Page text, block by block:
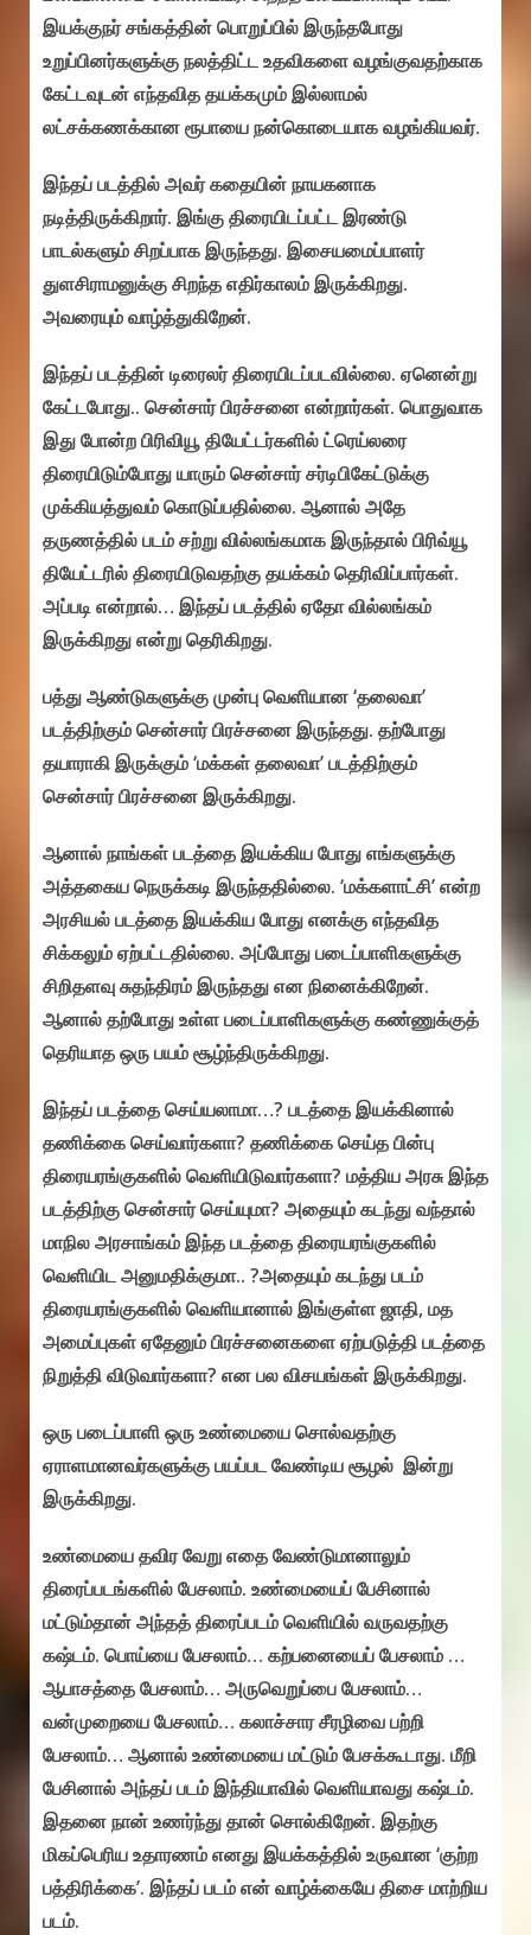
இயக்குநர் சங்கத்தின் பொறுப்பில் இருந்தபோது
உறுப்பினர்களுக்கு நலத்திட்ட உதவிகளை வழங்குவதற்காக
கேட்டவுடன் எந்தவித தயக்கமும் இல்லாமல்
லட்சக்கணக்கான ரூபாயை நன்கொடையாக வழங்கியவர்.
இந்தப் படத்தில் அவர் கதையின் நாயகனாக
நடித்திருக்கிறார். இங்கு திரையிடப்பட்ட இரண்டு
பாடல்களும் சிறப்பாக இருந்தது. இசையமைப்பாளர்
துளசிராமனுக்கு சிறந்த எதிர்காலம் இருக்கிறது.
அவரையும் வாழ்த்துகிறேன்.
இந்தப் படத்தின் டிரைலர் திரையிடப்படவில்லை. ஏனென்று
கேட்டபோது.. சென்சார் பிரச்சனை என்றார்கள். பொதுவாக
இது போன்ற பிரிவியூ தியேட்டர்களில் ட்ரெய்லரை
திரையிடும்போது யாரும் சென்சார் சர்டிபிகேட்டுக்கு
முக்கியத்துவம் கொடுப்பதில்லை. ஆனால் அதே
தருணத்தில் படம் சற்று வில்லங்கமாக இருந்தால் பிரிவ்யூ
தியேட்டரில் திரையிடுவதற்கு தயக்கம் தெரிவிப்பார்கள்.
அப்படி என்றால்… இந்தப் படத்தில் ஏதோ வில்லங்கம்
இருக்கிறது என்று தெரிகிறது.‌
பத்து ஆண்டுகளுக்கு முன்பு வெளியான ‘தலைவா’
படத்திற்கும் சென்சார் பிரச்சனை இருந்தது. தற்போது
தயாராகி இருக்கும் ‘மக்கள் தலைவா’ படத்திற்கும்
சென்சார் பிரச்சனை இருக்கிறது.
ஆனால் நாங்கள் படத்தை இயக்கிய போது எங்களுக்கு
அத்தகைய நெருக்கடி இருந்ததில்லை. ‘மக்களாட்சி’ என்ற
அரசியல் படத்தை இயக்கிய போது எனக்கு எந்தவித
சிக்கலும் ஏற்பட்டதில்லை. அப்போது படைப்பாளிகளுக்கு
சிறிதளவு சுதந்திரம் இருந்தது என நினைக்கிறேன்.
ஆனால் தற்போது உள்ள படைப்பாளிகளுக்கு கண்ணுக்குத்
தெரியாத ஒரு பயம் சூழ்ந்திருக்கிறது.‌
இந்தப் படத்தை செய்யலாமா…? படத்தை இயக்கினால்
தணிக்கை செய்வார்களா? தணிக்கை செய்த பின்பு
திரையரங்குகளில் வெளியிடுவார்களா? மத்திய அரசு இந்த
படத்திற்கு சென்சார் செய்யுமா? அதையும் கடந்து வந்தால்
மாநில அரசாங்கம் இந்த படத்தை திரையரங்குகளில்
வெளியிட அனுமதிக்குமா.. ?அதையும் கடந்து படம்
திரையரங்குகளில் வெளியானால் இங்குள்ள ஜாதி, மத
அமைப்புகள் ஏதேனும் பிரச்சனைகளை ஏற்படுத்தி படத்தை
நிறுத்தி விடுவார்களா? என பல விசயங்கள் இருக்கிறது.
ஒரு படைப்பாளி ஒரு உண்மையை சொல்வதற்கு
ஏராளமானவர்களுக்கு பயப்பட வேண்டிய சூழல் இன்று
இருக்கிறது.
உண்மையை தவிர வேறு எதை வேண்டுமானாலும்
திரைப்படங்களில் பேசலாம். உண்மையைப் பேசினால்
மட்டும்தான் அந்தத் திரைப்படம் வெளியில் வருவதற்கு
கஷ்டம். பொய்யை பேசலாம்… கற்பனையைப் பேசலாம் …
ஆபாசத்தை பேசலாம்… அருவெறுப்பை பேசலாம்…
வன்முறையை பேசலாம்… கலாச்சார சீரழிவை பற்றி
பேசலாம்… ஆனால் உண்மையை மட்டும் பேசக்கூடாது. மீறி
பேசினால் அந்தப் படம் இந்தியாவில் வெளியாவது கஷ்டம்.
இதனை நான் உணர்ந்து தான் சொல்கிறேன். இதற்கு
மிகப்பெரிய உதாரணம் எனது இயக்கத்தில் உருவான ‘குற்ற
பத்திரிக்கை’. இந்தப் படம் என் வாழ்க்கையே திசை மாற்றிய
படம்.